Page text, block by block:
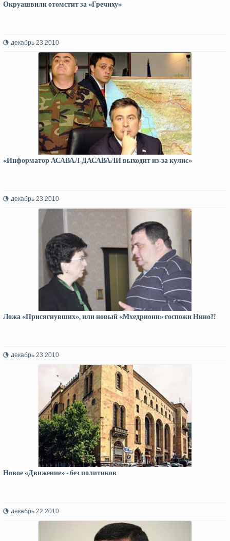
Окруашвили отомстит за «Гречиху»
декабрь 23 2010
«Информатор АСАВАЛ-ДАСАВАЛИ выходит из-за кулис»
декабрь 23 2010
Ложа «Присягнувших», или новый «Мхедриони» госпожи Нино?!
декабрь 23 2010
Новое «Движение» - без политиков
декабрь 22 2010